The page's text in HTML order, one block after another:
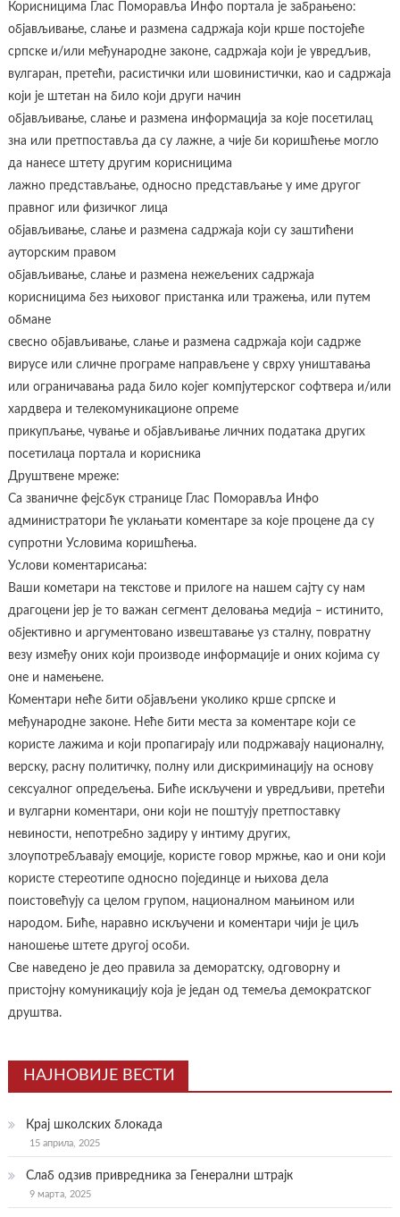
Корисницима Глас Поморавља Инфо портала је забрањено:
објављивање, слање и размена садржаја који крше постојеће
српске и/или међународне законе, садржаја који је увредљив,
вулгаран, претећи, расистички или шовинистички, као и садржаја
који је штетан на било који други начин
објављивање, слање и размена информација за које посетилац
зна или претпоставља да су лажне, а чије би коришћење могло
да нанесе штету другим корисницима
лажно представљање, односно представљање у име другог
правног или физичког лица
објављивање, слање и размена садржаја који су заштићени
ауторским правом
објављивање, слање и размена нежељених садржаја
корисницима без њиховог пристанка или тражења, или путем
обмане
свесно објављивање, слање и размена садржаја који садрже
вирусе или сличне програме направљене у сврху уништавања
или ограничавања рада било којег компјутерског софтвера и/или
хардвера и телекомуникационе опреме
прикупљање, чување и објављивање личних података других
посетилаца портала и корисника
Друштвене мреже:
Са званичне фејсбук странице Глас Поморавља Инфо
администратори ће уклањати коментаре за које процене да су
супротни Условима коришћења.
Услови коментарисања:
Ваши кометари на текстове и прилоге на нашем сајту су нам
драгоцени јер је то важан сегмент деловања медија – истинито,
објективно и аргументовано извештавање уз сталну, повратну
везу између оних који производе информације и оних којима су
оне и намењене.
Коментари неће бити објављени уколико крше српске и
међународне законе. Неће бити места за коментаре који се
користе лажима и који пропагирају или подржавају националну,
верску, расну политичку, полну или дискриминацију на основу
сексуалног опредељења. Биће искључени и увредљиви, претећи
и вулгарни коментари, они који не поштују претпоставку
невиности, непотребно задиру у интиму других,
злоупотребљавају емоције, користе говор мржње, као и они који
користе стереотипе односно појединце и њихова дела
поистовећују са целом групом, националном мањином или
народом. Биће, наравно искључени и коментари чији је циљ
наношење штете другој особи.
Све наведено је део правила за деморатску, одговорну и
пристојну комуникацију која је један од темеља демократског
друштва.
НАЈНОВИЈЕ ВЕСТИ
Крај школских блокада
15 априла, 2025
Слаб одзив привредника за Генерални штрајк
9 марта, 2025